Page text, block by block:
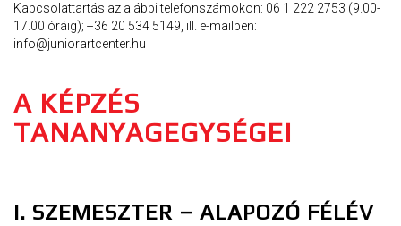
Kapcsolattartás az alábbi telefonszámokon: 06 1 222 2753 (9.00-
17.00 óráig); +36 20 534 5149, ill. e-mailben:
info@juniorartcenter.hu
A KÉPZÉS
TANANYAGEGYSÉGEI
I. SZEMESZTER – ALAPOZÓ FÉLÉV